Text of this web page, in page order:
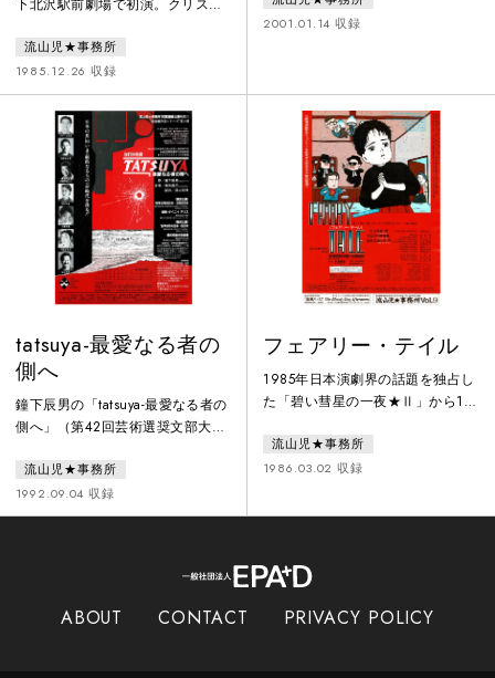
下北沢駅前劇場で初演。クリスマ
ることを夢見る少女と恋人の少年
の三人のささやかなクリスマス・
パーティー。やがて、彼らの元に
天使が現れる。優しくて透明で、
残酷な童話。このメルヘンファン
タジーは８０年代小劇場演劇のロ
ング作品となり10年間にわたって
上演。85年版は「小劇場界３大ス
タア競演」と銘打ち、塩野谷正
幸、大高洋夫（第三舞台）、美加
流山児★事務所
1985.12.26 収録
2001.01.14 収録
tatsuya-最愛なる者の
側へ
鐘下辰男の「tatsuya-最愛なる者の
側へ」（第42回芸術選奨文部大臣
所が1992年の新鋭劇作家シリーズ
として「改訂決定版」と銘打ち新
宿タイニイ・アリスで上演。高度
夫事件」をモチーフに全共闘世代
庭に育ち不良グループの一員とな
流山児★事務所
1992.09.04 収録
フェアリー・テイル
1985年日本演劇界の話題を独占し
た「碧い彗星の一夜★Ⅱ」から1
て、さらにパワー・アップした＜
真冬の夜の夢幻劇＞が下北沢・本
童・流山児祥の黄金トリオで放つ
生。既って見た白黒スタンダード
予報は明日の予報をもう出さなく
流山児★事務所
1986.03.02 収録
ABOUT CONTACT PRIVACY POLICY